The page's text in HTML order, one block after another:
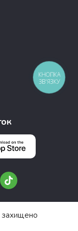
захищено
Безкоштовні
КНОПКА
ЗВ'ЯЗКУ